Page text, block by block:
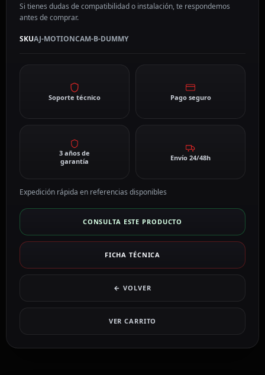
Si tienes dudas de compatibilidad o instalación, te respondemos
antes de comprar.
SKUAJ-MOTIONCAM-B-DUMMY
Soporte técnico Pago seguro
3 años de
garantía
Envío 24/48h
Expedición rápida en referencias disponibles
CONSULTA ESTE PRODUCTO
FICHA TÉCNICA
← VOLVER
VER CARRITO